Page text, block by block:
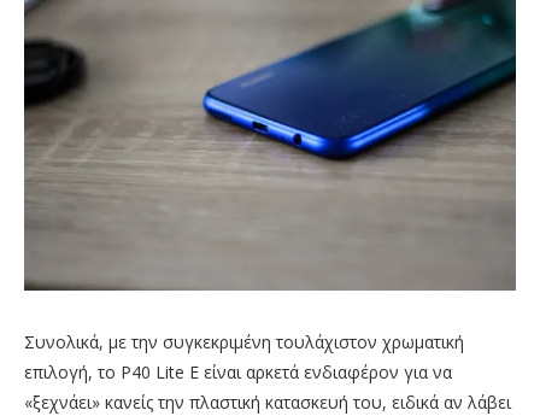
Συνολικά, με την συγκεκριμένη τουλάχιστον χρωματική
επιλογή, το P40 Lite E είναι αρκετά ενδιαφέρον για να
«ξεχνάει» κανείς την πλαστική κατασκευή του, ειδικά αν λάβει